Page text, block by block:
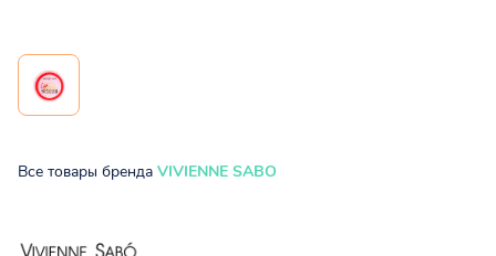
Все товары бренда VIVIENNE SABO